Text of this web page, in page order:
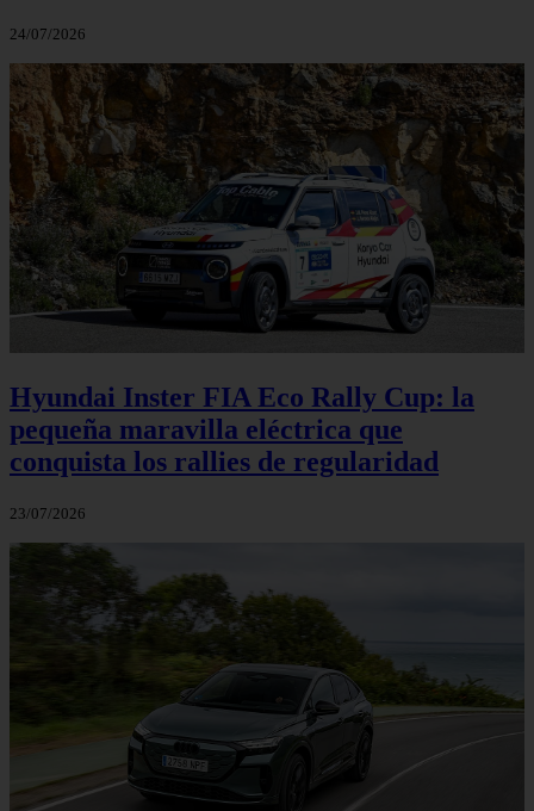
24/07/2026
Hyundai Inster FIA Eco Rally Cup: la
pequeña maravilla eléctrica que
conquista los rallies de regularidad
23/07/2026